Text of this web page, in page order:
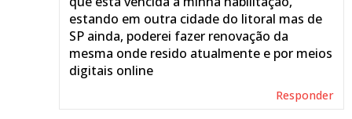
estando em outra cidade do litoral mas de
SP ainda, poderei fazer renovação da
mesma onde resido atualmente e por meios
digitais online
Responder